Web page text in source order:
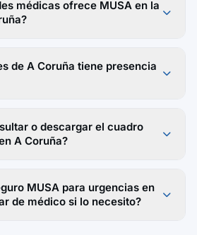
médicas ofrece MUSA en la
de A Coruña tiene presencia
o descargar el cuadro
A Coruña?
MUSA para urgencias en
de médico si lo necesito?